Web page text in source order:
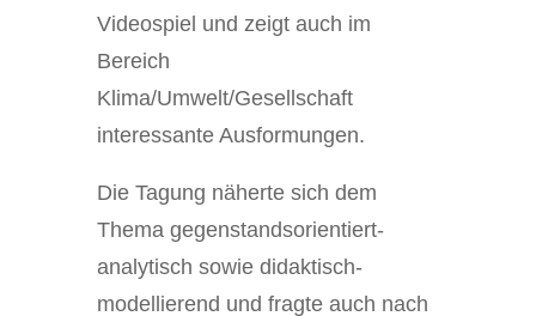
Videospiel und zeigt auch im
Bereich
Klima/Umwelt/Gesellschaft
interessante Ausformungen.
Die Tagung näherte sich dem
Thema gegenstandsorientiert-
analytisch sowie didaktisch-
modellierend und fragte auch nach